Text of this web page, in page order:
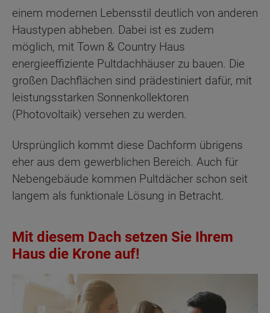
einem modernen Lebensstil deutlich von anderen
Haustypen abheben. Dabei ist es zudem
möglich, mit Town & Country Haus
energieeffiziente Pultdachhäuser zu bauen. Die
großen Dachflächen sind prädestiniert dafür, mit
leistungsstarken Sonnenkollektoren
(Photovoltaik) versehen zu werden.
Ursprünglich kommt diese Dachform übrigens
eher aus dem gewerblichen Bereich. Auch für
Nebengebäude kommen Pultdächer schon seit
langem als funktionale Lösung in Betracht.
Mit diesem Dach setzen Sie Ihrem
Haus die Krone auf!